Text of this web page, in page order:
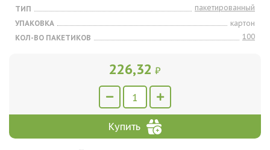
ТИП
пакетированный
УПАКОВКА
картон
КОЛ-ВО ПАКЕТИКОВ
100
226,32 ₽
Купить